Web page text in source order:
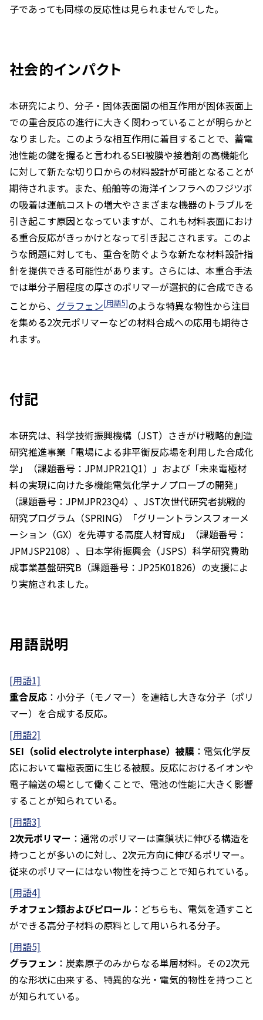
子であっても同様の反応性は見られませんでした。
社会的インパクト
本研究により、分子・固体表面間の相互作用が固体表面上
での重合反応の進行に大きく関わっていることが明らかと
なりました。このような相互作用に着目することで、蓄電
池性能の鍵を握ると言われるSEI被膜や接着剤の高機能化
に対して新たな切り口からの材料設計が可能となることが
期待されます。また、船舶等の海洋インフラへのフジツボ
の吸着は運航コストの増大やさまざまな機器のトラブルを
引き起こす原因となっていますが、これも材料表面におけ
る重合反応がきっかけとなって引き起こされます。このよ
うな問題に対しても、重合を防ぐような新たな材料設計指
針を提供できる可能性があります。さらには、本重合手法
では単分子層程度の厚さのポリマーが選択的に合成できる
ことから、 グラフェン[用語5]のような特異な物性から注目
を集める2次元ポリマーなどの材料合成への応用も期待さ
れます。
付記
本研究は、科学技術振興機構（JST）さきがけ戦略的創造
研究推進事業「電場による非平衡反応場を利用した合成化
学」（課題番号：JPMJPR21Q1）」および「未来電極材
料の実現に向けた多機能電気化学ナノプローブの開発」
（課題番号：JPMJPR23Q4）、JST次世代研究者挑戦的
研究プログラム（SPRING）「グリーントランスフォーメ
ーション（GX）を先導する高度人材育成」（課題番号：
JPMJSP2108）、日本学術振興会（JSPS）科学研究費助
成事業基盤研究B（課題番号：JP25K01826）の支援によ
り実施されました。
用語説明
[用語1]
重合反応 ：小分子（モノマー）を連結し大きな分子（ポリ
マー）を合成する反応。
[用語2]
SEI（solid electrolyte interphase）被膜 ：電気化学反
応において電極表面に生じる被膜。反応におけるイオンや
電子輸送の場として働くことで、電池の性能に大きく影響
することが知られている。
[用語3]
2次元ポリマー ：通常のポリマーは直鎖状に伸びる構造を
持つことが多いのに対し、2次元方向に伸びるポリマー。
従来のポリマーにはない物性を持つことで知られている。
[用語4]
チオフェン類およびピロール ：どちらも、電気を通すこと
ができる高分子材料の原料として用いられる分子。
[用語5]
グラフェン ：炭素原子のみからなる単層材料。その2次元
的な形状に由来する、特異的な光・電気的物性を持つこと
が知られている。